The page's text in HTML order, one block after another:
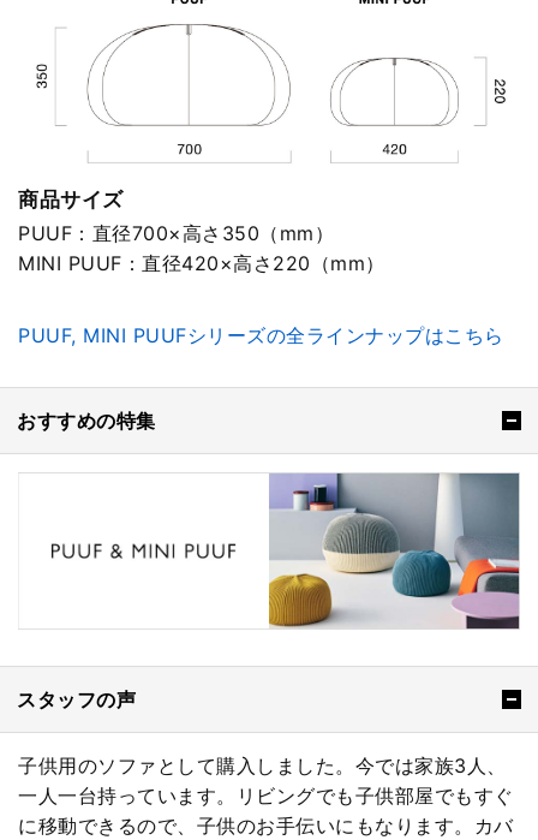
商品サイズ
PUUF：直径700×高さ350（mm）
MINI PUUF：直径420×高さ220（mm）
PUUF, MINI PUUFシリーズの全ラインナップはこちら
おすすめの特集
スタッフの声
子供用のソファとして購入しました。今では家族3人、
一人一台持っています。リビングでも子供部屋でもすぐ
に移動できるので、子供のお手伝いにもなります。カバ